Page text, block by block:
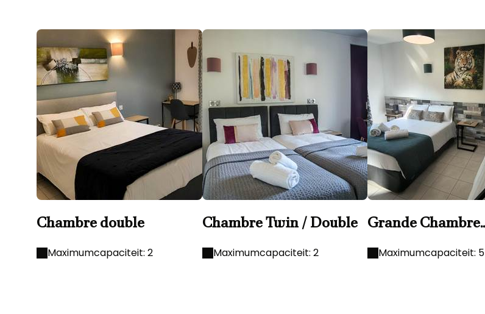
Chambre double
Maximumcapaciteit: 2
Chambre Twin / Double
Maximumcapaciteit: 2
Grande Chambre
bain privative 2 à 4
Maximumcapaciteit: 5